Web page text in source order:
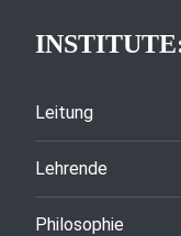
Leitung
Lehrende
Philosophie